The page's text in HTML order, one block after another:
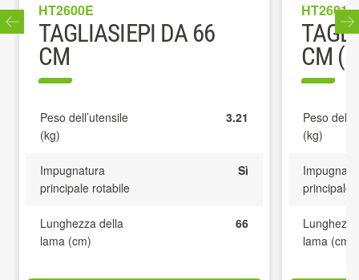
HT2601E
TAGLIASIEPI DA 66
CM (KIT)
Peso dell’utensile
(kg)
3.21
Impugnatura
principale rotabile
Sì
Lunghezza della
lama (cm)
66
HT2410E
CM
Peso
(kg)
principale
lama (cm)